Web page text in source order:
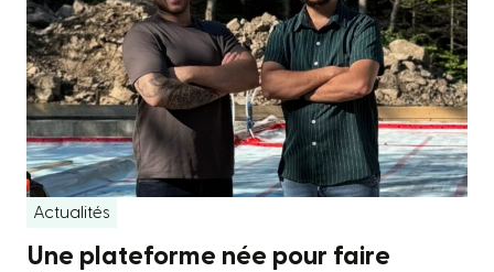
Actualités
Une plateforme née pour faire